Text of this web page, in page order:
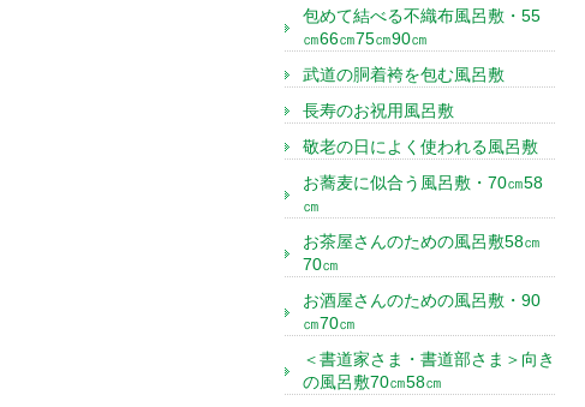
包めて結べる不織布風呂敷・55
㎝66㎝75㎝90㎝
武道の胴着袴を包む風呂敷
長寿のお祝用風呂敷
敬老の日によく使われる風呂敷
お蕎麦に似合う風呂敷・70㎝58
㎝
お茶屋さんのための風呂敷58㎝
70㎝
お酒屋さんのための風呂敷・90
㎝70㎝
＜書道家さま・書道部さま＞向き
の風呂敷70㎝58㎝